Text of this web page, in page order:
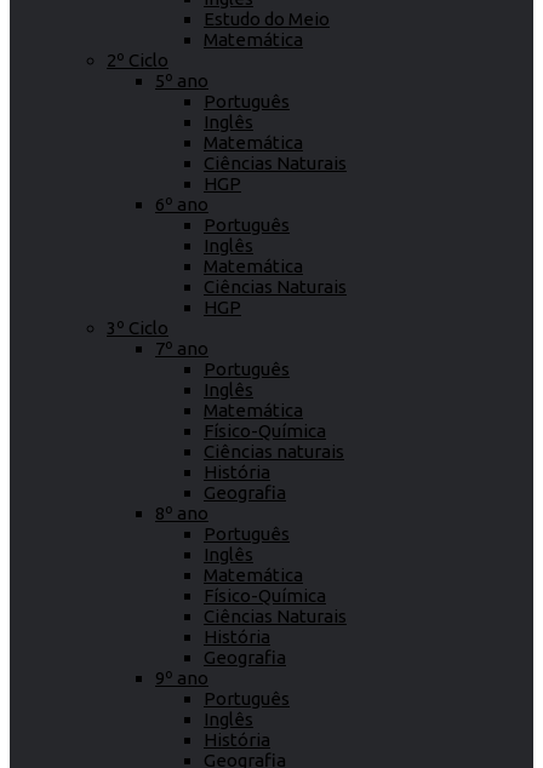
Estudo do Meio
Matemática
2º Ciclo
5º ano
Português
Inglês
Matemática
Ciências Naturais
HGP
6º ano
Português
Inglês
Matemática
Ciências Naturais
HGP
3º Ciclo
7º ano
Português
Inglês
Matemática
Físico-Química
Ciências naturais
História
Geografia
8º ano
Português
Inglês
Matemática
Físico-Química
Ciências Naturais
História
Geografia
9º ano
Português
Inglês
História
Geografia